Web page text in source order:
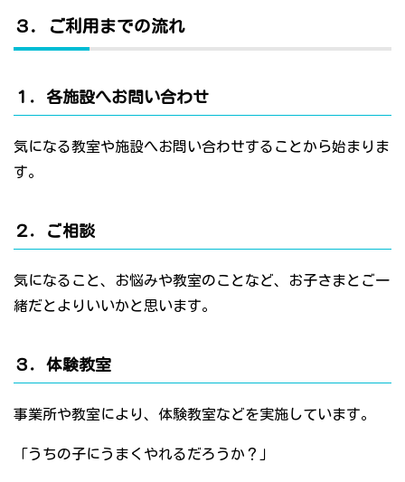
３．ご利用までの流れ
１．各施設へお問い合わせ
気になる教室や施設へお問い合わせすることから始まりま
す。
２．ご相談
気になること、お悩みや教室のことなど、お子さまとご一
緒だとよりいいかと思います。
３．体験教室
事業所や教室により、体験教室などを実施しています。
「うちの子にうまくやれるだろうか？」